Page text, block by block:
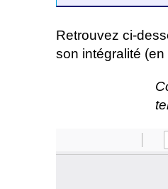
Retrouvez ci-
son intégralité